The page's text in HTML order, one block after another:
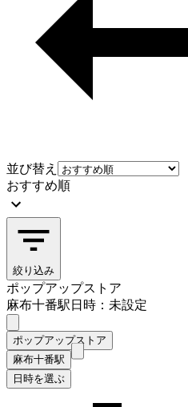
並び替え
おすすめ順
絞り込み
ポップアップストア
麻布十番駅日時：未設定
ポップアップストア
麻布十番駅
日時を選ぶ